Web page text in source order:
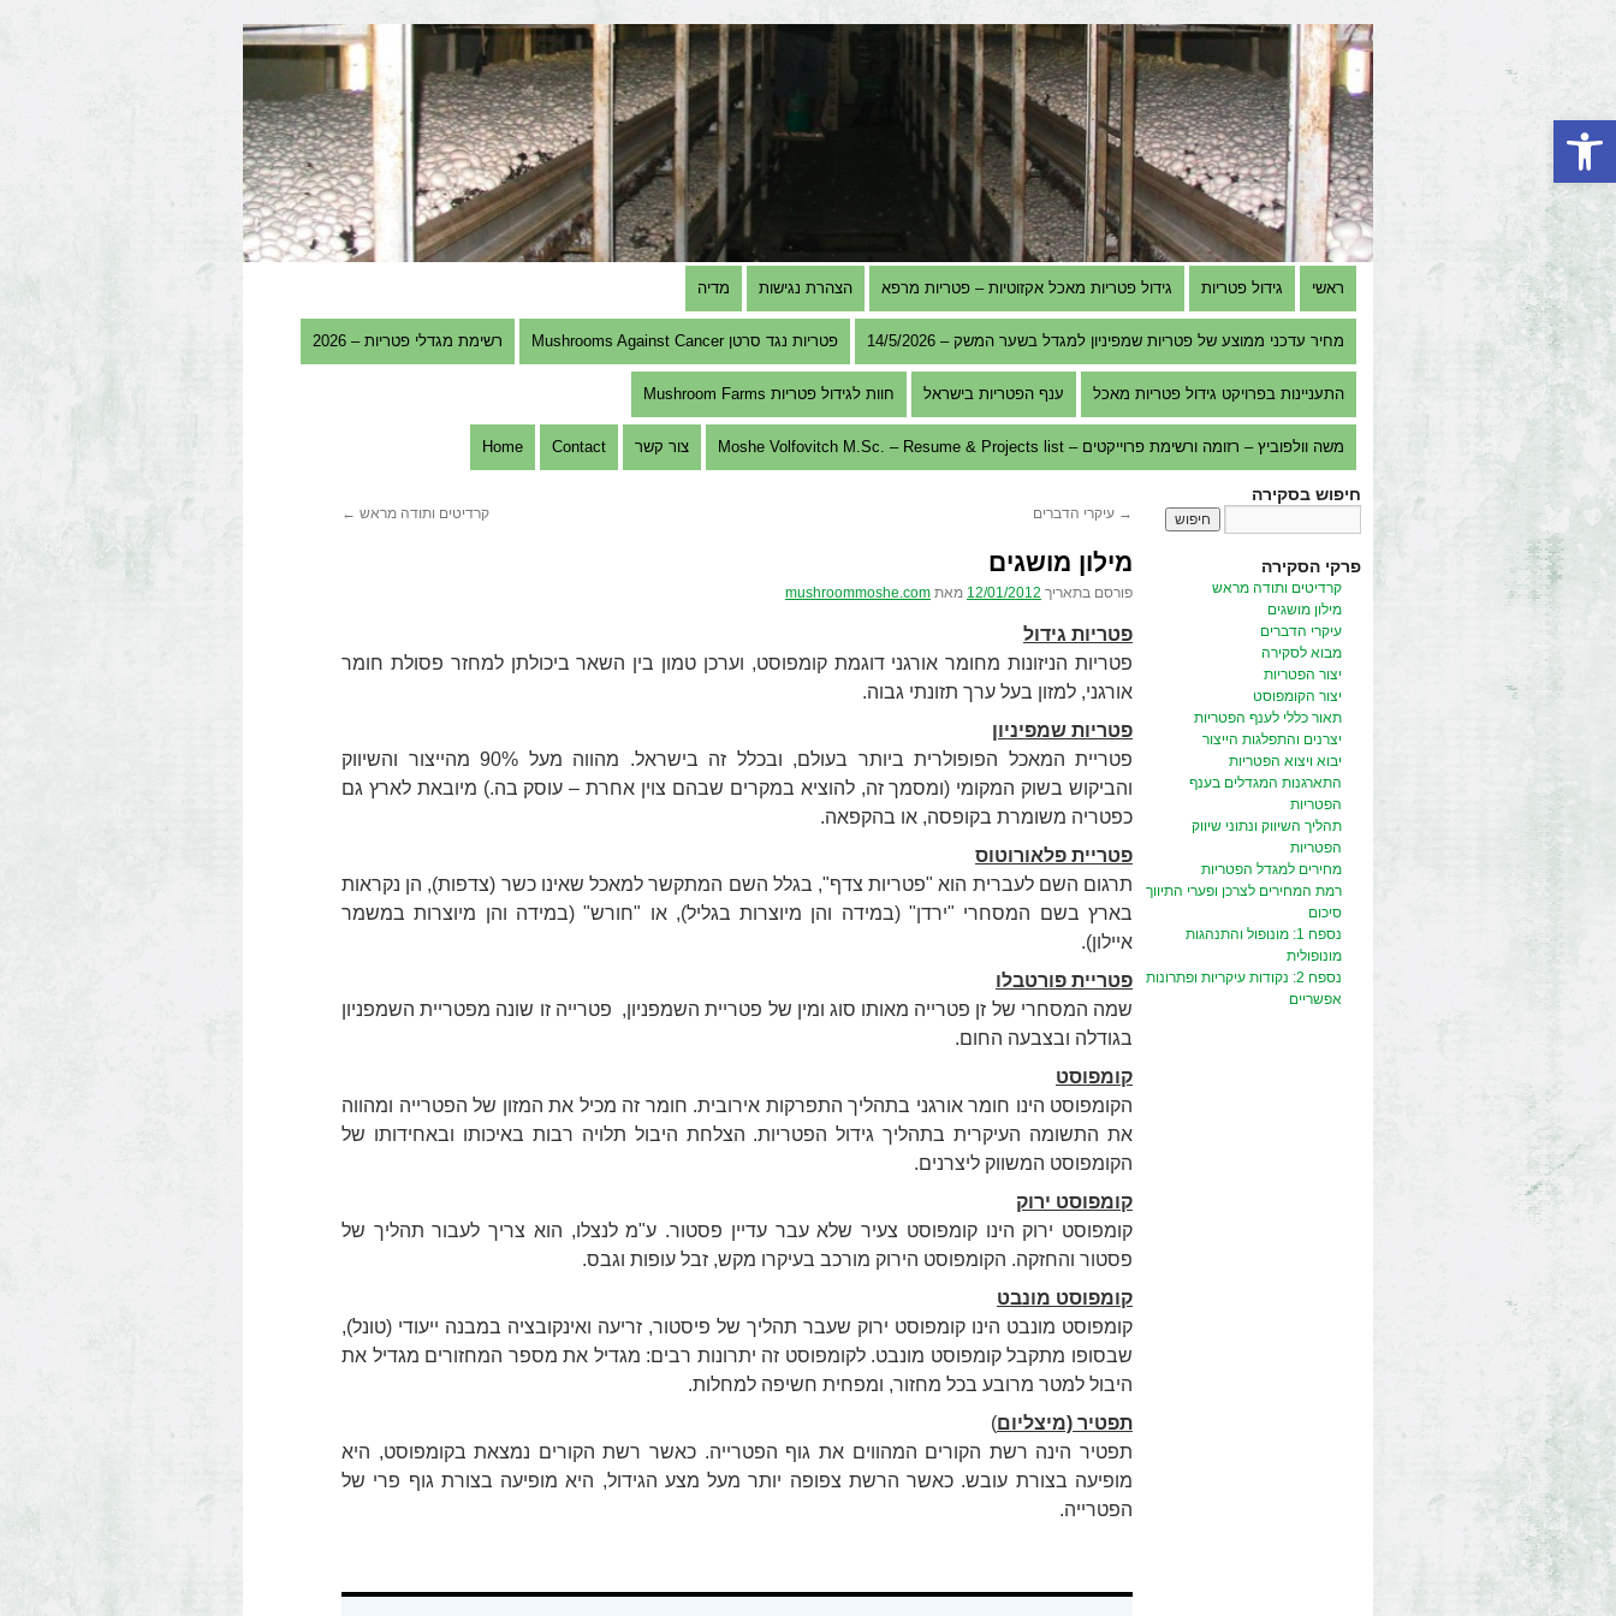
פתח סרגל נגישות
ראשי גידול פטריות גידול פטריות מאכל אקזוטיות – פטריות מרפא הצהרת נגישות מדיה
מחיר עדכני ממוצע של פטריות שמפיניון למגדל בשער המשק – 14/5/2026 פטריות נגד סרטן Mushrooms Against Cancer רשימת מגדלי פטריות – 2026
התעניינות בפרויקט גידול פטריות מאכל ענף הפטריות בישראל חוות לגידול פטריות Mushroom Farms
משה וולפוביץ – רזומה ורשימת פרוייקטים – Moshe Volfovitch M.Sc. – Resume & Projects list צור קשר Contact
Home
→ עיקרי הדברים קרדיטים ותודה מראש ←
מילון מושגים
פורסם בתאריך 12/01/2012 מאת mushroommoshe.com
פטריות גידול
פטריות הניזונות מחומר אורגני דוגמת קומפוסט, וערכן טמון בין השאר ביכולתן למחזר פסולת חומר
אורגני, למזון בעל ערך תזונתי גבוה.
פטריות שמפיניון
פטריית המאכל הפופולרית ביותר בעולם, ובכלל זה בישראל. מהווה מעל 90% מהייצור והשיווק
והביקוש בשוק המקומי (ומסמך זה, להוציא במקרים שבהם צוין אחרת – עוסק בה.) מיובאת לארץ גם
כפטריה משומרת בקופסה, או בהקפאה.
פטריית פלאורוטוס
תרגום השם לעברית הוא "פטריות צדף", בגלל השם המתקשר למאכל שאינו כשר (צדפות), הן נקראות
בארץ בשם המסחרי "ירדן" (במידה והן מיוצרות בגליל), או "חורש" (במידה והן מיוצרות במשמר
איילון).
פטריית פורטבלו
שמה המסחרי של זן פטרייה מאותו סוג ומין של פטריית השמפניון, פטרייה זו שונה מפטריית השמפניון
בגודלה ובצבעה החום.
קומפוסט
הקומפוסט הינו חומר אורגני בתהליך התפרקות אירובית. חומר זה מכיל את המזון של הפטרייה ומהווה
את התשומה העיקרית בתהליך גידול הפטריות. הצלחת היבול תלויה רבות באיכותו ובאחידותו של
הקומפוסט המשווק ליצרנים.
קומפוסט ירוק
קומפוסט ירוק הינו קומפוסט צעיר שלא עבר עדיין פסטור. ע"מ לנצלו, הוא צריך לעבור תהליך של
פסטור והחזקה. הקומפוסט הירוק מורכב בעיקרו מקש, זבל עופות וגבס.
קומפוסט מונבט
קומפוסט מונבט הינו קומפוסט ירוק שעבר תהליך של פיסטור, זריעה ואינקובציה במבנה ייעודי (טונל),
שבסופו מתקבל קומפוסט מונבט. לקומפוסט זה יתרונות רבים: מגדיל את מספר המחזורים מגדיל את
היבול למטר מרובע בכל מחזור, ומפחית חשיפה למחלות.
תפטיר (מיצליום)
תפטיר הינה רשת הקורים המהווים את גוף הפטרייה. כאשר רשת הקורים נמצאת בקומפוסט, היא
מופיעה בצורת עובש. כאשר הרשת צפופה יותר מעל מצע הגידול, היא מופיעה בצורת גוף פרי של
הפטרייה.
חיפוש בסקירה
פרקי הסקירה
קרדיטים ותודה מראש
מילון מושגים
עיקרי הדברים
מבוא לסקירה
יצור הפטריות
יצור הקומפוסט
תאור כללי לענף הפטריות
יצרנים והתפלגות הייצור
יבוא ויצוא הפטריות
התארגנות המגדלים בענף
הפטריות
תהליך השיווק ונתוני שיווק
הפטריות
מחירים למגדל הפטריות
רמת המחירים לצרכן ופערי התיווך
סיכום
נספח 1: מונופול והתנהגות
מונופולית
נספח 2: נקודות עיקריות ופתרונות
אפשריים